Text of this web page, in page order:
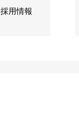
採用情報